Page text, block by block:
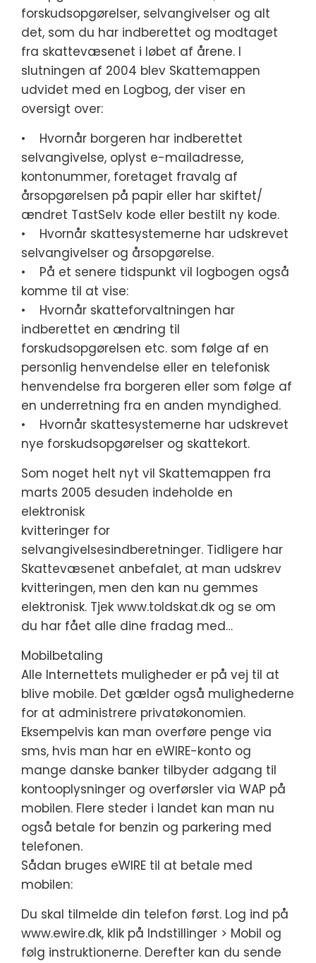
forskudsopgørelser, selvangivelser og alt
det, som du har indberettet og modtaget
fra skattevæsenet i løbet af årene. I
slutningen af 2004 blev Skattemappen
udvidet med en Logbog, der viser en
oversigt over:
• Hvornår borgeren har indberettet
selvangivelse, oplyst e-mailadresse,
kontonummer, foretaget fravalg af
årsopgørelsen på papir eller har skiftet/
ændret TastSelv kode eller bestilt ny kode.
• Hvornår skattesystemerne har udskrevet
selvangivelser og årsopgørelse.
• På et senere tidspunkt vil logbogen også
komme til at vise:
• Hvornår skatteforvaltningen har
indberettet en ændring til
forskudsopgørelsen etc. som følge af en
personlig henvendelse eller en telefonisk
henvendelse fra borgeren eller som følge af
en underretning fra en anden myndighed.
• Hvornår skattesystemerne har udskrevet
nye forskudsopgørelser og skattekort.
Som noget helt nyt vil Skattemappen fra
marts 2005 desuden indeholde en
elektronisk
kvitteringer for
selvangivelsesindberetninger. Tidligere har
Skattevæsenet anbefalet, at man udskrev
kvitteringen, men den kan nu gemmes
elektronisk. Tjek www.toldskat.dk og se om
du har fået alle dine fradag med…
Mobilbetaling
Alle Internettets muligheder er på vej til at
blive mobile. Det gælder også mulighederne
for at administrere privatøkonomien.
Eksempelvis kan man overføre penge via
sms, hvis man har en eWIRE-konto og
mange danske banker tilbyder adgang til
kontooplysninger og overførsler via WAP på
mobilen. Flere steder i landet kan man nu
også betale for benzin og parkering med
telefonen.
Sådan bruges eWIRE til at betale med
mobilen:
Du skal tilmelde din telefon først. Log ind på
www.ewire.dk, klik på Indstillinger > Mobil og
følg instruktionerne. Derefter kan du sende